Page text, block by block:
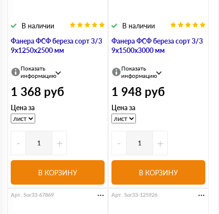
Фанера ФСФ береза сорт 3/3
9х1250х2500 мм
В наличии
Показать
информацию
1 368 руб
Цена за
- +
В КОРЗИНУ
Фанера ФСФ береза сорт 3/3
9х1500х3000 мм
В наличии
Показать
информацию
1 948 руб
Цена за
- +
В КОРЗИНУ
Арт. Sor33-67869 Арт. Sor33-125926